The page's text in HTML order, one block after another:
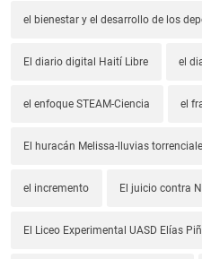
el bienestar y el desarrollo de los
El diario digital Haití Libre el
el enfoque STEAM-Ciencia el
El huracán Melissa-lluvias
el incremento El juicio contra
El Liceo Experimental UASD Elías